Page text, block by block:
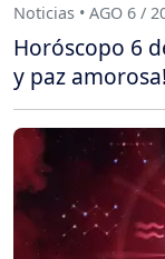
Noticias • AGO 6 /
Horóscopo 6
y paz amorosa!